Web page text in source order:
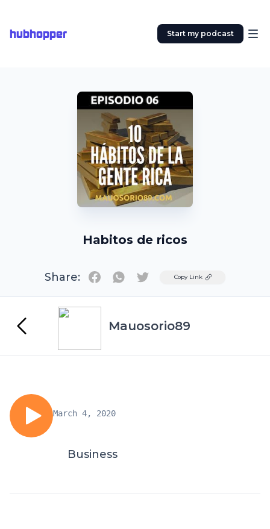
hubhopper Start my podcast
Habitos de ricos
Share: TwitterCopy Link
Mauosorio89
March 4, 2020
Business